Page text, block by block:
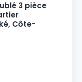
3 pièce
Côte-